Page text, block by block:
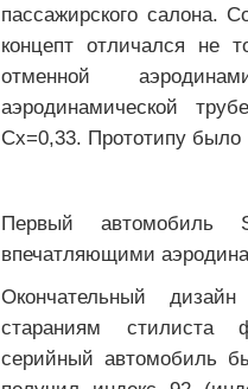
пассажирского салона.
концепт отличался не
отменной
аэродинамической
Сх=0,33. Прототипу было
Первый автомобиль
впечатляющими
Окончательный
стараниям
серийный автомобиль